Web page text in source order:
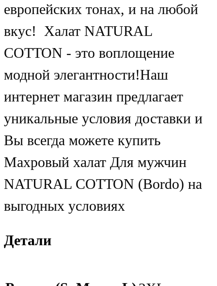
европейских тонах, и на любой
вкус! Халат NATURAL
COTTON - это воплощение
модной элегантности!Наш
интернет магазин предлагает
уникальные условия доставки и
Вы всегда можете купить
Махровый халат Для мужчин
NATURAL COTTON (Bordo) на
выгодных условиях
Детали